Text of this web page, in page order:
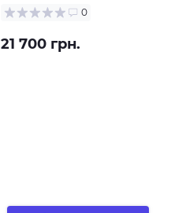
0
21 700 грн.